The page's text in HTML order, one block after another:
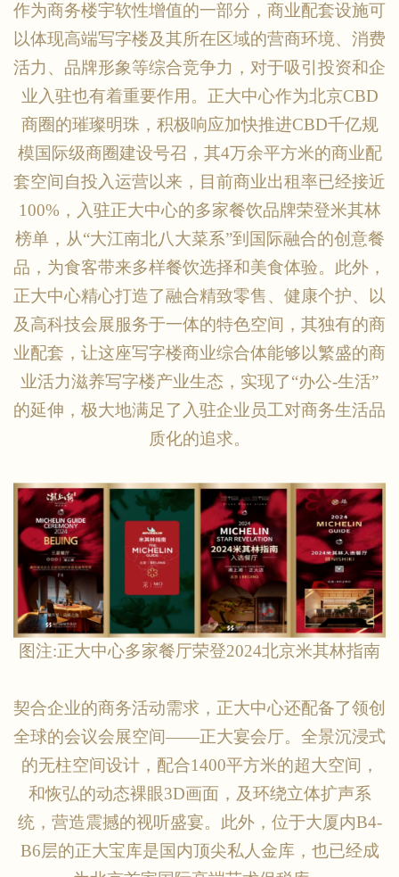
作为商务楼宇软性增值的一部分，商业配套设施可
以体现高端写字楼及其所在区域的营商环境、消费
活力、品牌形象等综合竞争力，对于吸引投资和企
业入驻也有着重要作用。正大中心作为北京CBD
商圈的璀璨明珠，积极响应加快推进CBD千亿规
模国际级商圈建设号召，其4万余平方米的商业配
套空间自投入运营以来，目前商业出租率已经接近
100%，入驻正大中心的多家餐饮品牌荣登米其林
榜单，从“大江南北八大菜系”到国际融合的创意餐
品，为食客带来多样餐饮选择和美食体验。此外，
正大中心精心打造了融合精致零售、健康个护、以
及高科技会展服务于一体的特色空间，其独有的商
业配套，让这座写字楼商业综合体能够以繁盛的商
业活力滋养写字楼产业生态，实现了“办公-生活”
的延伸，极大地满足了入驻企业员工对商务生活品
质化的追求。
图注:正大中心多家餐厅荣登2024北京米其林指南
契合企业的商务活动需求，正大中心还配备了领创
全球的会议会展空间——正大宴会厅。全景沉浸式
的无柱空间设计，配合1400平方米的超大空间，
和恢弘的动态裸眼3D画面，及环绕立体扩声系
统，营造震撼的视听盛宴。此外，位于大厦内B4-
B6层的正大宝库是国内顶尖私人金库，也已经成